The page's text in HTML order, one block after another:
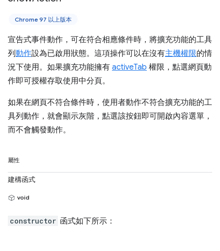
Chrome 97 以上版本
宣告式事件動作，可在符合相應條件時，將擴充功能的工具
列動作設為已啟用狀態。這項操作可以在沒有主機權限的情
況下使用。如果擴充功能擁有 activeTab 權限，點選網頁動
作即可授權存取使用中分頁。
如果在網頁不符合條件時，使用者動作不符合擴充功能的工
具列動作，就會顯示灰階，點選該按鈕即可開啟內容選單，
而不會觸發動作。
屬性
建構函式
void
constructor 函式如下所示：